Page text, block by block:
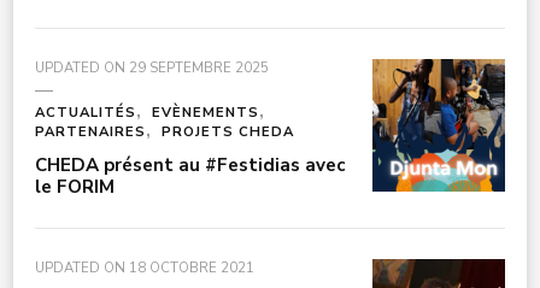
UPDATED ON 29 SEPTEMBRE 2025
ACTUALITÉS
EVÈNEMENTS
PARTENAIRES
PROJETS CHEDA
CHEDA présent au #Festidias avec
le FORIM
UPDATED ON 18 OCTOBRE 2021